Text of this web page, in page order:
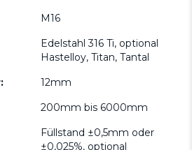
M16
Edelstahl 316 Ti, optional
Hastelloy, Titan, Tantal
12mm
200mm bis 6000mm
Füllstand ±0,5mm oder
±0,025%, optional